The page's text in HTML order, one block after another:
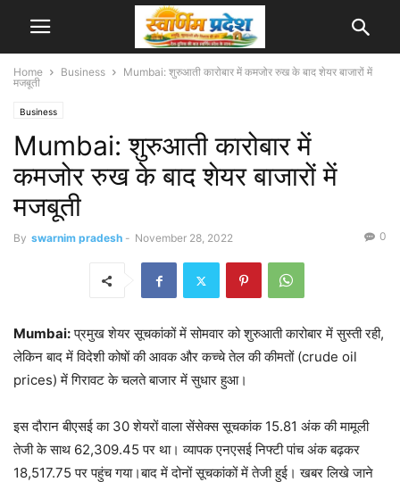
Home Business
Mumbai: शुरुआती कारोबार में कमजोर रुख के बाद शेयर बाजारों में
मजबूती
Business
Mumbai: शुरुआती कारोबार में
कमजोर रुख के बाद शेयर बाजारों में
मजबूती
By swarnim pradesh - November 28, 2022 0
Mumbai:प्रमुख शेयर सूचकांकों में सोमवार को शुरुआती कारोबार में सुस्ती रही,
लेकिन बाद में विदेशी कोषों की आवक और कच्चे तेल की कीमतों (crude oil
prices) में गिरावट के चलते बाजार में सुधार हुआ।
इस दौरान बीएसई का 30 शेयरों वाला सेंसेक्स सूचकांक 15.81 अंक की मामूली
तेजी के साथ 62,309.45 पर था। व्यापक एनएसई निफ्टी पांच अंक बढ़कर
18,517.75 पर पहुंच गया।बाद में दोनों सूचकांकों में तेजी हुई। खबर लिखे जाने